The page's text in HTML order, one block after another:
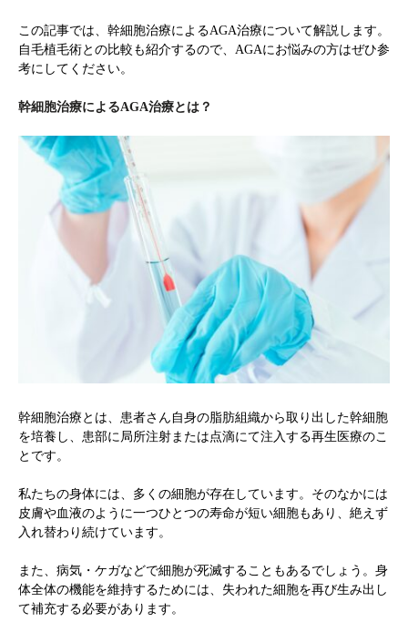
この記事では、幹細胞治療によるAGA治療について解説します。
自毛植毛術との比較も紹介するので、AGAにお悩みの方はぜひ参
考にしてください。
幹細胞治療によるAGA治療とは？
幹細胞治療とは、患者さん自身の脂肪組織から取り出した幹細胞
を培養し、患部に局所注射または点滴にて注入する再生医療のこ
とです。
私たちの身体には、多くの細胞が存在しています。そのなかには
皮膚や血液のように一つひとつの寿命が短い細胞もあり、絶えず
入れ替わり続けています。
また、病気・ケガなどで細胞が死滅することもあるでしょう。身
体全体の機能を維持するためには、失われた細胞を再び生み出し
て補充する必要があります。